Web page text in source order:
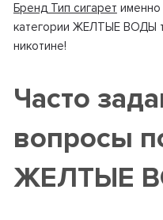
Бренд Тип сигарет именно
категории ЖЕЛТЫЕ ВОДЫ
никотине!
Часто
вопросы
ЖЕЛТЫЕ